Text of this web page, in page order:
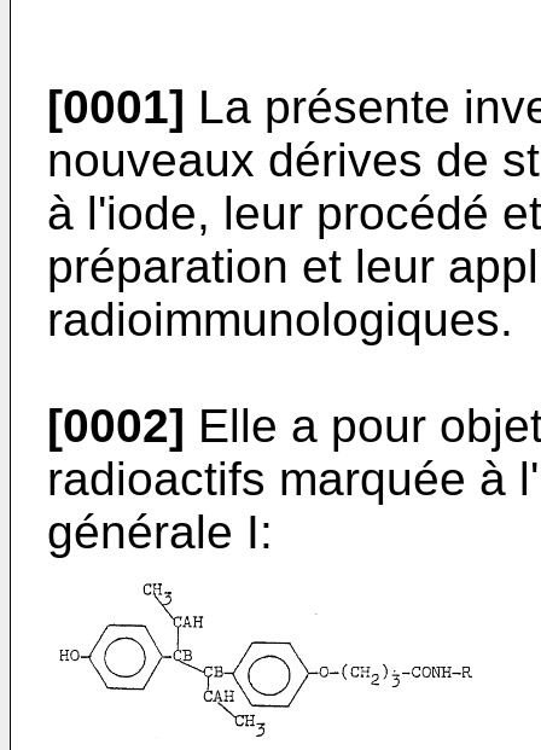
[0001] La présente
nouveaux dérives de
à l'iode, leur procédé
préparation et leur
radioimmunologiques.
[0002] Elle a pour
radioactifs marquée à
générale I: